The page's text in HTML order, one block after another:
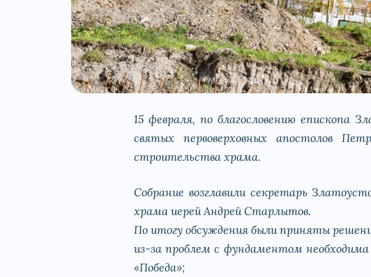
15 февраля, по благословению епископа
святых первоверховных апостолов
строительства храма.
Собрание возглавили секретарь
храма иерей Андрей Старлытов.
По итогу обсуждения были приняты
из-за проблем с фундаментом
«Победа»;